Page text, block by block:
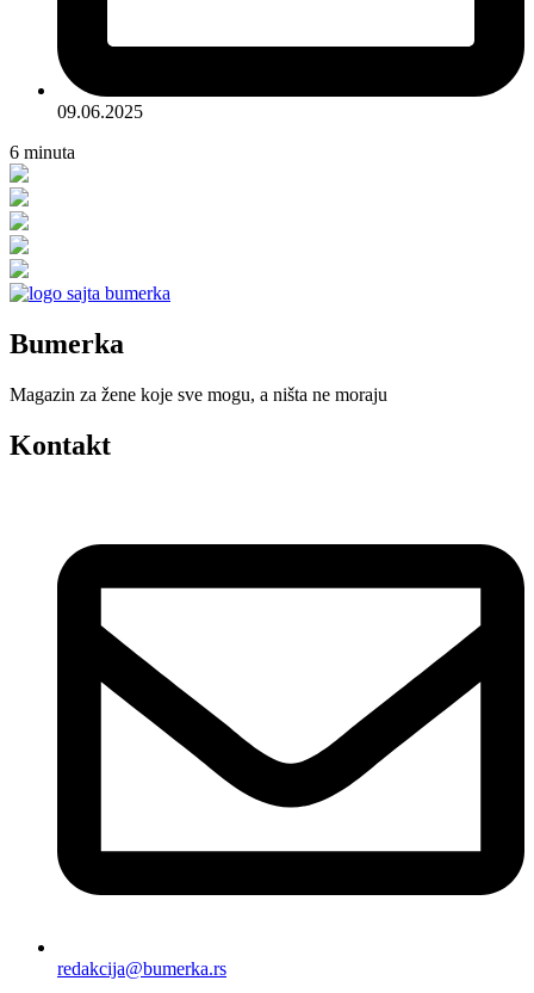
09.06.2025
6 minuta
Bumerka
Magazin za žene koje sve mogu, a ništa ne moraju
Kontakt
redakcija@bumerka.rs